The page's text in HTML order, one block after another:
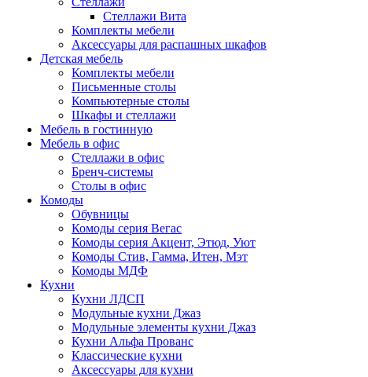
Стеллажи Вита
Комплекты мебели
Аксессуары для распашных шкафов
Детская мебель
Комплекты мебели
Письменные столы
Компьютерные столы
Шкафы и стеллажи
Мебель в гостинную
Мебель в офис
Стеллажи в офис
Бренч-системы
Столы в офис
Комоды
Обувницы
Комоды серия Вегас
Комоды серия Акцент, Этюд, Уют
Комоды Стив, Гамма, Итен, Мэт
Комоды МДФ
Кухни
Кухни ЛДСП
Модульные кухни Джаз
Модульные элементы кухни Джаз
Кухни Альфа Прованс
Классические кухни
Аксессуары для кухни